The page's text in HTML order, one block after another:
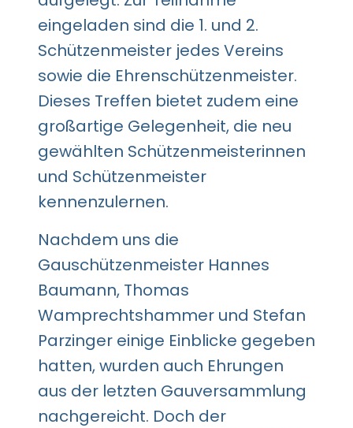
eingeladen sind die 1. und 2.
Schützenmeister jedes Vereins
sowie die Ehrenschützenmeister.
Dieses Treffen bietet zudem eine
großartige Gelegenheit, die neu
gewählten Schützenmeisterinnen
und Schützenmeister
kennenzulernen.
Nachdem uns die
Gauschützenmeister Hannes
Baumann, Thomas
Wamprechtshammer und Stefan
Parzinger einige Einblicke gegeben
hatten, wurden auch Ehrungen
aus der letzten Gauversammlung
nachgereicht. Doch der